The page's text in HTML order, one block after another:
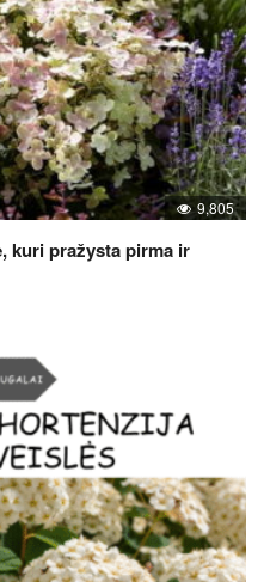
9,805
kuri pražysta pirma ir